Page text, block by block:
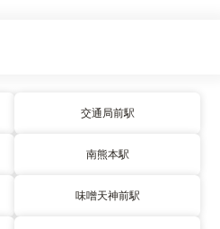
交通局前駅
南熊本駅
味噌天神前駅